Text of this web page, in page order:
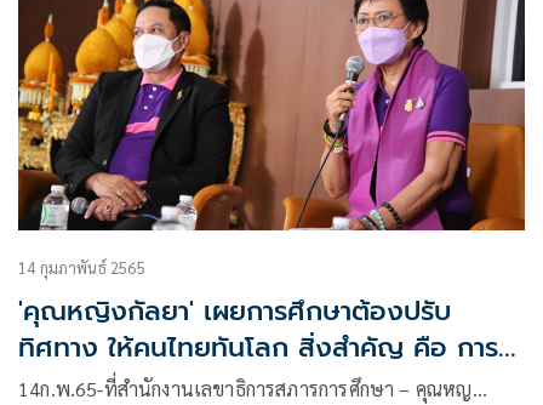
14 กุมภาพันธ์ 2565
'คุณหญิงกัลยา' เผยการศึกษาต้องปรับ
ทิศทาง ให้คนไทยทันโลก สิ่งสำคัญ คือ การ
เรียนอย่างมีความสุข-สนุก
14ก.พ.65-ที่สำนักงานเลขาธิการสภารการศึกษา – คุณหญ…